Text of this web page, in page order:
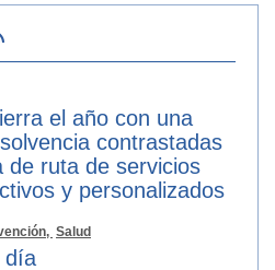
el año con una
contrastadas
de ruta de servicios
y personalizados
Salud
día